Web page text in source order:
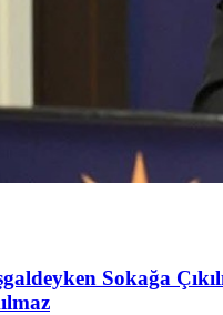
Sokağa